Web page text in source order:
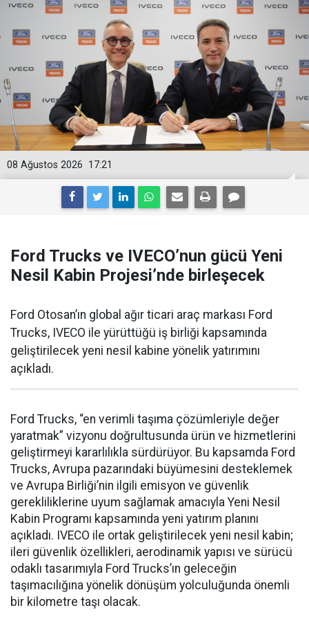
17:21
08 Ağustos 2026
Ford Trucks ve IVECO’nun gücü Yeni
Nesil Kabin Projesi’nde birleşecek
Ford Otosan’ın global ağır ticari araç markası Ford
Trucks, IVECO ile yürüttüğü iş birliği kapsamında
geliştirilecek yeni nesil kabine yönelik yatırımını
açıkladı.
Ford Trucks, “en verimli taşıma çözümleriyle değer
yaratmak” vizyonu doğrultusunda ürün ve hizmetlerini
geliştirmeyi kararlılıkla sürdürüyor. Bu kapsamda Ford
Trucks, Avrupa pazarındaki büyümesini desteklemek
ve Avrupa Birliği’nin ilgili emisyon ve güvenlik
gerekliliklerine uyum sağlamak amacıyla Yeni Nesil
Kabin Programı kapsamında yeni yatırım planını
açıkladı. IVECO ile ortak geliştirilecek yeni nesil kabin;
ileri güvenlik özellikleri, aerodinamik yapısı ve sürücü
odaklı tasarımıyla Ford Trucks’ın geleceğin
taşımacılığına yönelik dönüşüm yolculuğunda önemli
bir kilometre taşı olacak.